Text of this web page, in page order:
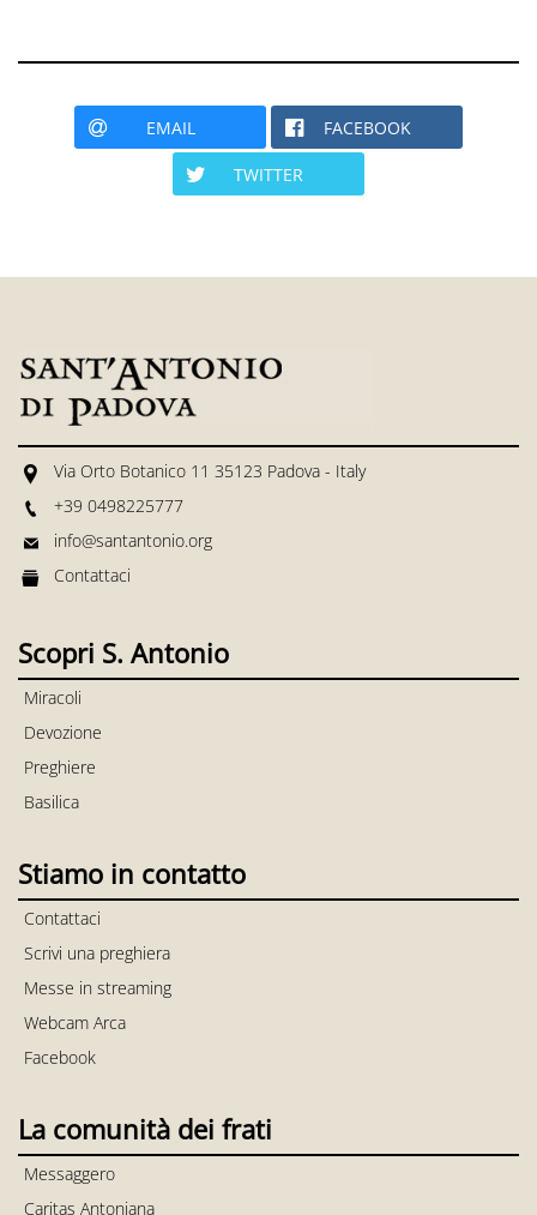
EMAIL FACEBOOK
TWITTER
Via Orto Botanico 11 35123 Padova - Italy
+39 0498225777
info@santantonio.org
Contattaci
Scopri S. Antonio
Miracoli
Devozione
Preghiere
Basilica
Stiamo in contatto
Contattaci
Scrivi una preghiera
Messe in streaming
Webcam Arca
Facebook
La comunità dei frati
Messaggero
Caritas Antoniana